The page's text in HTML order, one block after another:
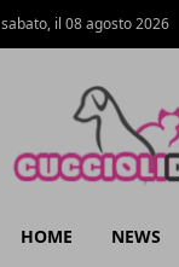
sabato, il 08 agosto 2026
HOME NEWS